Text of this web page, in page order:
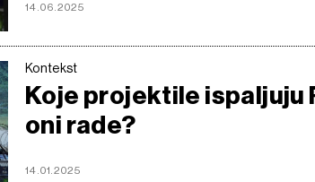
14.06.2025
Kontekst
Koje projektile ispaljuju
oni rade?
14.01.2025